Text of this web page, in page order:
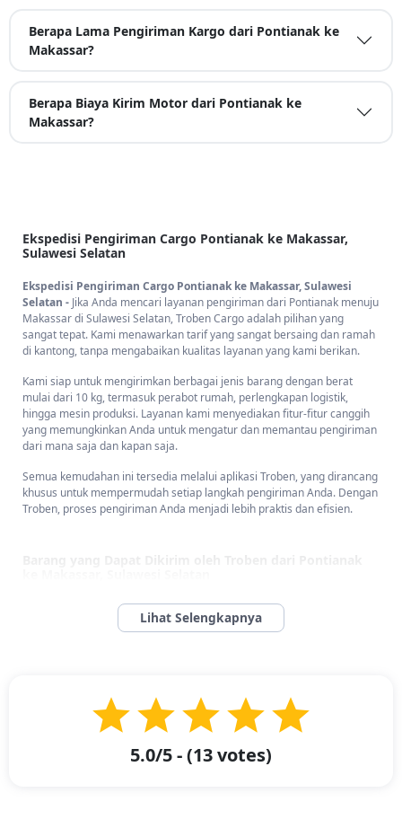
Berapa Lama Pengiriman Kargo dari Pontianak ke
Makassar?
Berapa Biaya Kirim Motor dari Pontianak ke
Makassar?
Ekspedisi Pengiriman Cargo Pontianak ke Makassar,
Sulawesi Selatan
Ekspedisi Pengiriman Cargo Pontianak ke Makassar, Sulawesi
Selatan - Jika Anda mencari layanan pengiriman dari Pontianak menuju
Makassar di Sulawesi Selatan, Troben Cargo adalah pilihan yang
sangat tepat. Kami menawarkan tarif yang sangat bersaing dan ramah
di kantong, tanpa mengabaikan kualitas layanan yang kami berikan.
Kami siap untuk mengirimkan berbagai jenis barang dengan berat
mulai dari 10 kg, termasuk perabot rumah, perlengkapan logistik,
hingga mesin produksi. Layanan kami menyediakan fitur-fitur canggih
yang memungkinkan Anda untuk mengatur dan memantau pengiriman
dari mana saja dan kapan saja.
Semua kemudahan ini tersedia melalui aplikasi Troben, yang dirancang
khusus untuk mempermudah setiap langkah pengiriman Anda. Dengan
Troben, proses pengiriman Anda menjadi lebih praktis dan efisien.
Barang yang Dapat Dikirim oleh Troben dari Pontianak ke
Makassar, Sulawesi Selatan -Troben memberikan kemudahan dalam
Furniture kayu dan baja ringan
Mesin industri atau manufaktur
5.0/5 - (13votes)